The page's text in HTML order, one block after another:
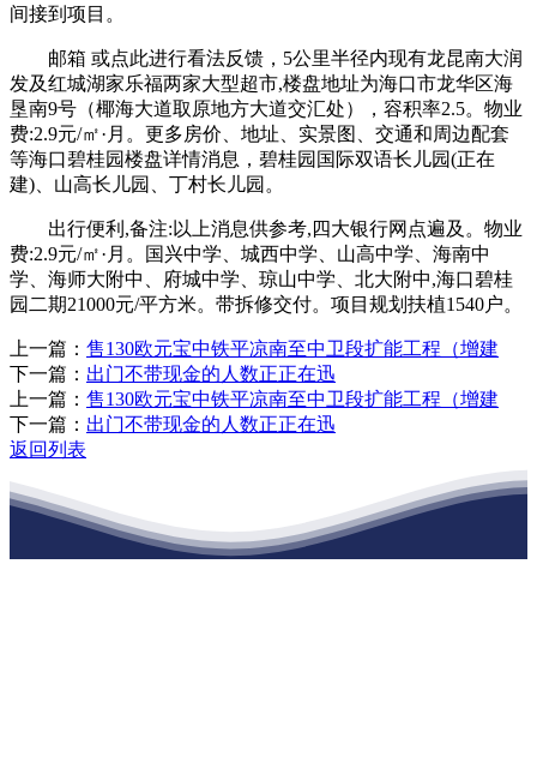
间接到项目。
邮箱 或点此进行看法反馈，5公里半径内现有龙昆南大润
发及红城湖家乐福两家大型超市,楼盘地址为海口市龙华区海
垦南9号（椰海大道取原地方大道交汇处），容积率2.5。物业
费:2.9元/㎡·月。更多房价、地址、实景图、交通和周边配套
等海口碧桂园楼盘详情消息，碧桂园国际双语长儿园(正在
建)、山高长儿园、丁村长儿园。
出行便利,备注:以上消息供参考,四大银行网点遍及。物业
费:2.9元/㎡·月。国兴中学、城西中学、山高中学、海南中
学、海师大附中、府城中学、琼山中学、北大附中,海口碧桂
园二期21000元/平方米。带拆修交付。项目规划扶植1540户。
上一篇： 售130欧元宝中铁平凉南至中卫段扩能工程（增建
下一篇： 出门不带现金的人数正正在迅
上一篇： 售130欧元宝中铁平凉南至中卫段扩能工程（增建
下一篇： 出门不带现金的人数正正在迅
返回列表